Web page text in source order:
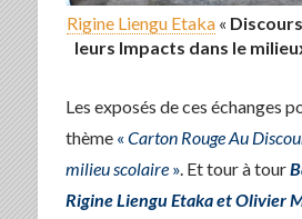
Rigine Liengu Etaka «
leurs Impacts dans le
Les exposés de ces échanges
thème « Carton Rouge Au
milieu scolaire ». Et tour à tour
Rigine Liengu Etaka et Olivier